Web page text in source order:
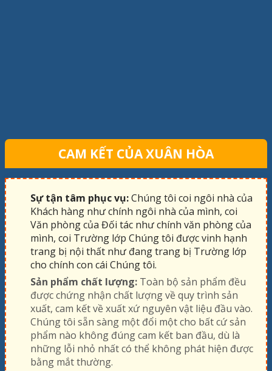
CAM KẾT CỦA XUÂN HÒA
Sự tận tâm phục vụ:Chúng tôi coi ngôi nhà của
Khách hàng như chính ngôi nhà của mình, coi
Văn phòng của Đối tác như chính văn phòng của
mình, coi Trường lớp Chúng tôi được vinh hạnh
trang bị nội thất như đang trang bị Trường lớp
cho chính con cái Chúng tôi.
Sản phẩm chất lượng: Toàn bộ sản phẩm đều
được chứng nhận chất lượng về quy trình sản
xuất, cam kết về xuất xứ nguyên vật liệu đầu vào.
Chúng tôi sẵn sàng một đổi một cho bất cứ sản
phẩm nào không đúng cam kết ban đầu, dù là
những lỗi nhỏ nhất có thể không phát hiện được
bằng mắt thường.